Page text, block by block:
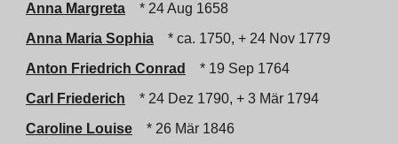
Anna Margreta
* 24 Aug 1658
Anna Maria Sophia
* ca. 1750, + 24 Nov 1779
Anton Friedrich Conrad
* 19 Sep 1764
Carl Friederich
* 24 Dez 1790, + 3 Mär 1794
Caroline Louise
* 26 Mär 1846